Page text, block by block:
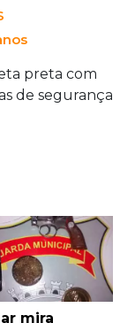
preta com
de segurança
mira